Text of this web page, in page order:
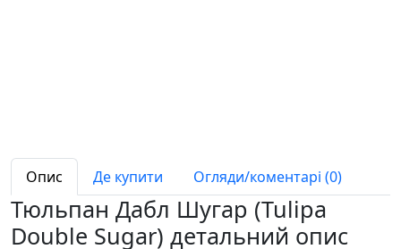
Опис Де купити Огляди/коментарі (0)
Тюльпан Дабл Шугар (Tulipa
Double Sugar) детальний опис